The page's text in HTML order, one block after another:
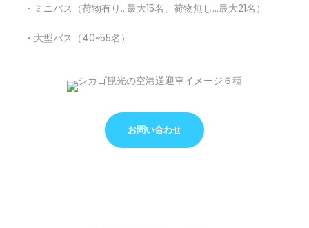
・ミニバス（荷物有り…最大15名、荷物無し…最大21名）
・大型バス（40~55名）
お問い合わせ